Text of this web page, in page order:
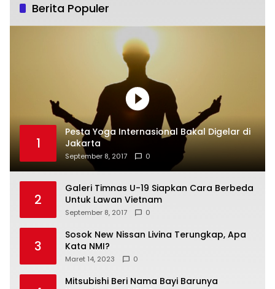
Berita Populer
1
Pesta Yoga Internasional Bakal Digelar di
Jakarta
September 8, 2017 0
2
Galeri Timnas U-19 Siapkan Cara Berbeda
Untuk Lawan Vietnam
September 8, 2017 0
3
Sosok New Nissan Livina Terungkap, Apa
Kata NMI?
Maret 14, 2023 0
Mitsubishi Beri Nama Bayi Barunya